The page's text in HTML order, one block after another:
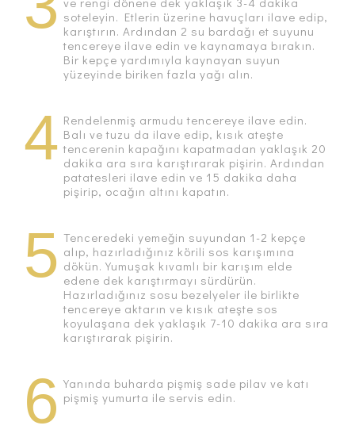
soteleyin. Etlerin üzerine havuçları ilave edip,
karıştırın. Ardından 2 su bardağı et suyunu
tencereye ilave edin ve kaynamaya bırakın.
Bir kepçe yardımıyla kaynayan suyun
yüzeyinde biriken fazla yağı alın.
4 Rendelenmiş armudu tencereye ilave edin.
Balı ve tuzu da ilave edip, kısık ateşte
tencerenin kapağını kapatmadan yaklaşık 20
dakika ara sıra karıştırarak pişirin. Ardından
patatesleri ilave edin ve 15 dakika daha
pişirip, ocağın altını kapatın.
5 Tenceredeki yemeğin suyundan 1-2 kepçe
alıp, hazırladığınız körili sos karışımına
dökün. Yumuşak kıvamlı bir karışım elde
edene dek karıştırmayı sürdürün.
Hazırladığınız sosu bezelyeler ile birlikte
tencereye aktarın ve kısık ateşte sos
koyulaşana dek yaklaşık 7-10 dakika ara sıra
karıştırarak pişirin.
6 Yanında buharda pişmiş sade pilav ve katı
pişmiş yumurta ile servis edin.